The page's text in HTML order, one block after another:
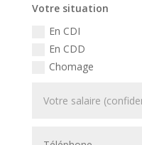
Votre situation
En CDI
En CDD
Chomage